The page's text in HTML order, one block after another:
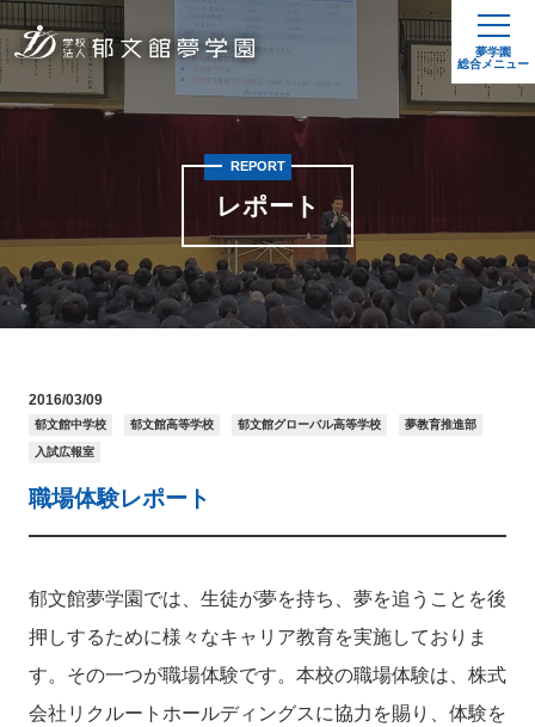
夢学園
総合メニュー
レポート
REPORT
2016/03/09
郁文館中学校 郁文館高等学校 郁文館グローバル高等学校 夢教育推進部
入試広報室
職場体験レポート
郁文館夢学園では、生徒が夢を持ち、夢を追うことを後
押しするために様々なキャリア教育を実施しておりま
す。その一つが職場体験です。本校の職場体験は、株式
会社リクルートホールディングスに協力を賜り、体験を